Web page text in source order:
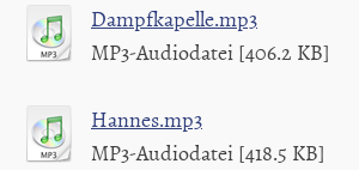
Dampfkapelle.mp3
MP3-Audiodatei [406.2 KB]
Hannes.mp3
MP3-Audiodatei [418.5 KB]